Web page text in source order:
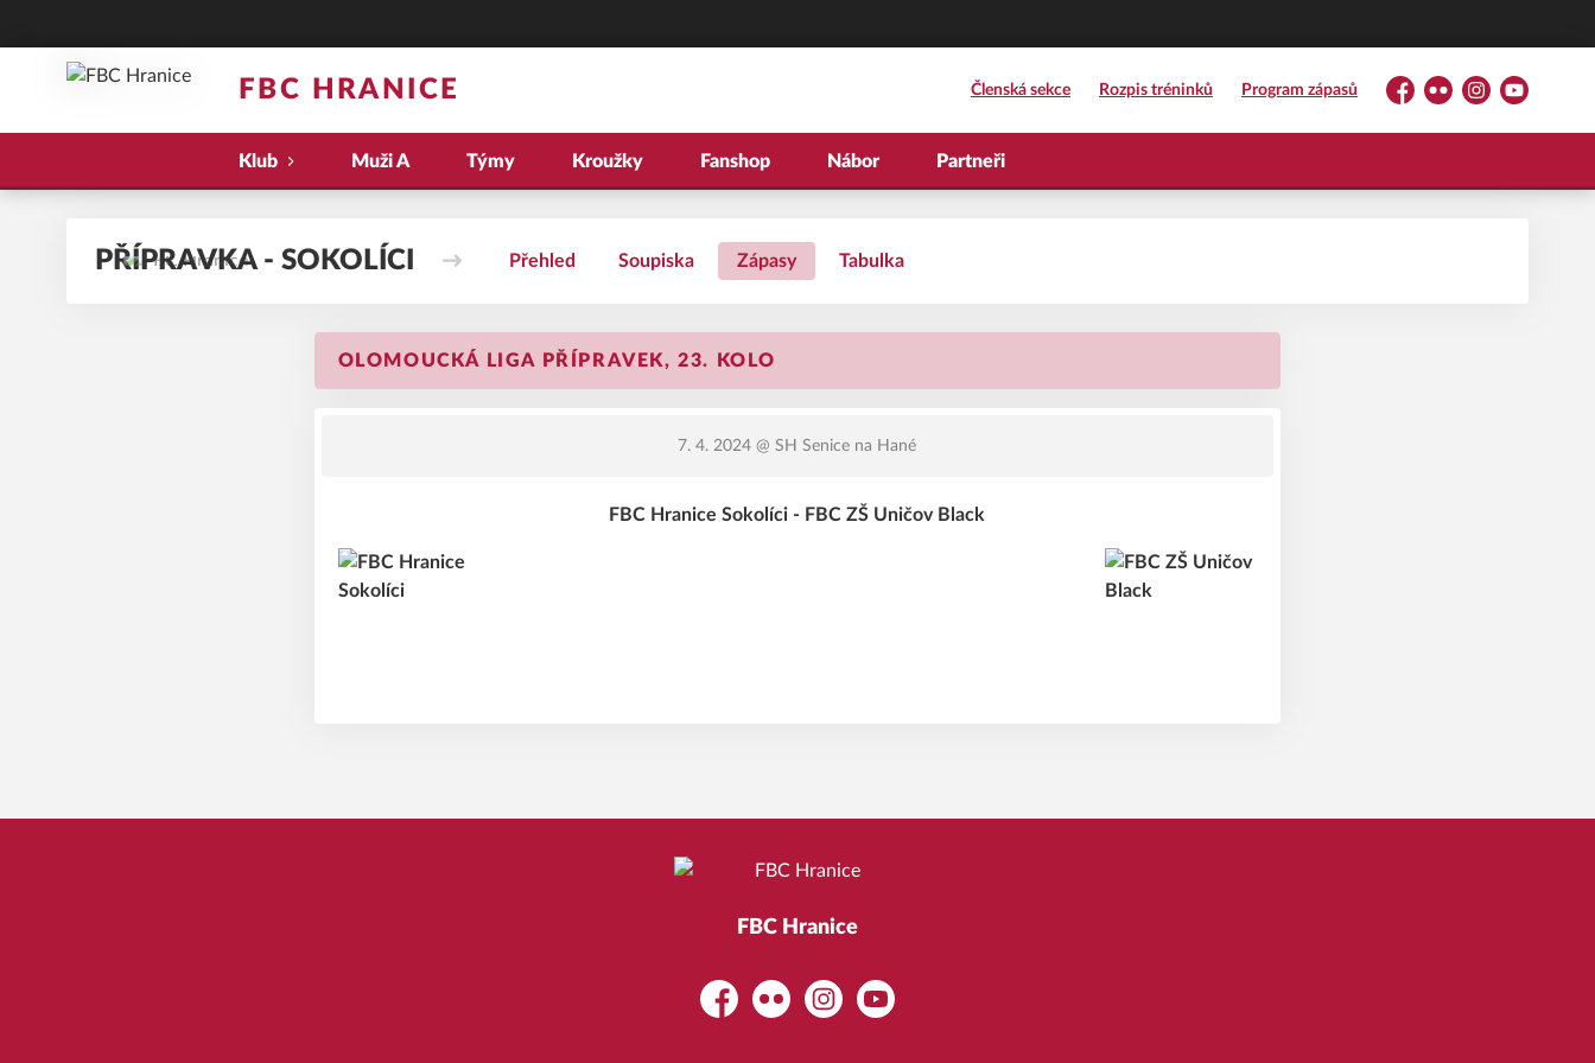
FBC HRANICE Členská sekce Rozpis tréninků Program zápasů
Facebook
FlickrInstagramYouTube
Klub Muži A Týmy Kroužky Fanshop Nábor Partneři
PŘÍPRAVKA - SOKOLÍCI Přehled Soupiska Zápasy Tabulka
OLOMOUCKÁ LIGA PŘÍPRAVEK, 23. KOLO
7. 4. 2024 @ SH Senice na Hané
FBC Hranice Sokolíci - FBC ZŠ Uničov Black
FBC Hranice
FacebookFlickr InstagramYouTube